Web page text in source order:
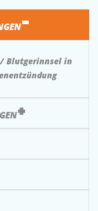
Blutgerinnsel in